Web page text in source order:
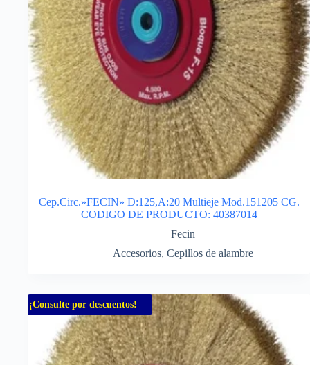
Cep.Circ.»FECIN» D:125,A:20 Multieje Mod.151205 CG.
CODIGO DE PRODUCTO: 40387014
Fecin
Accesorios, Cepillos de alambre
¡Consulte por descuentos!